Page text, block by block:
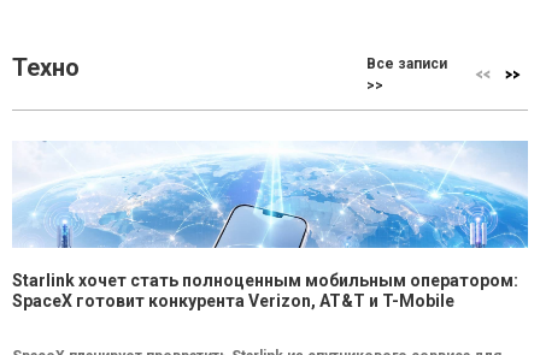
Техно
Все записи
>>
Starlink хочет стать полноценным мобильным оператором:
SpaceX готовит конкурента Verizon, AT&T и T-Mobile